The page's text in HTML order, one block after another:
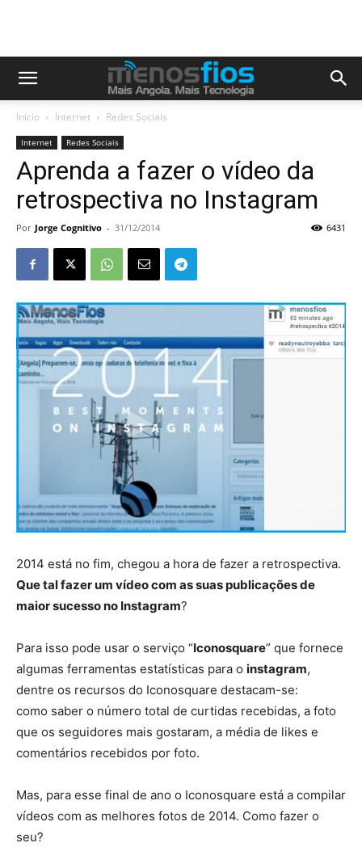
Início Internet Redes Sociais
Internet Redes Sociais
Aprenda a fazer o vídeo da
retrospectiva no Instagram
Por Jorge Cognitivo - 31/12/2014 6431
2014 está no fim, chegou a hora de fazer a retrospectiva.
Que tal fazer um vídeo com as suas publicações de
maior sucesso no Instagram?
Para isso pode usar o serviço “Iconosquare” que fornece
algumas ferramentas estatísticas para o instagram,
dentre os recursos do Iconosquare destacam-se:
como saber o número total de curtidas recebidas, a foto
que os seguidores mais gostaram, a média de likes e
comentários recebidos por foto.
Mas, para esse final de ano o Iconosquare está a compilar
vídeos com as melhores fotos de 2014. Como fazer o
seu?